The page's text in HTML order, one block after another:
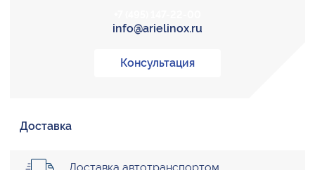
info@arielinox.ru
Консультация
Доставка